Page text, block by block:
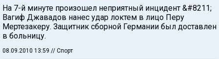
На 7-й минуте произошел неприятный инцидент &#8211;
Вагиф Джавадов нанес удар локтем в лицо Перу
Мертезакеру. Защитник сборной Германии был доставлен
в больницу.
08.09.2010 13:59 // Спорт